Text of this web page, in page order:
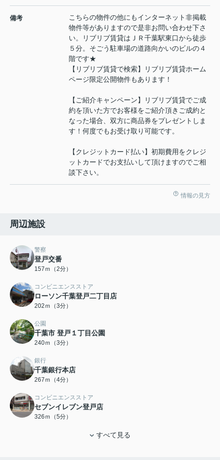
備考
こちらの物件の他にもインターネット非掲載
物件等がありますので是非お問い合わせ下さ
い。リブリブ賃貸はＪＲ千葉駅東口から徒歩
５分。そごう駐車場の道路向かいのビルの４
階です★
【リブリブ賃貸で検索】リブリブ賃貸ホーム
ページ限定公開物件もあります！
【ご紹介キャンペーン】リブリブ賃貸でご成
約を頂いた方でお客様をご紹介頂きご成約と
なった場合、双方に商品券をプレゼントしま
す！何度でもお受け取り可能です。
【クレジットカード払い】初期費用をクレジ
ットカードでお支払いして頂けますのでご相
談下さい。
情報の見方
周辺施設
警察
登戸交番
157ｍ（2分）
コンビニエンスストア
ローソン千葉登戸二丁目店
202ｍ（3分）
公園
千葉市 登戸１丁目公園
240ｍ（3分）
銀行
千葉銀行本店
267ｍ（4分）
コンビニエンスストア
セブンイレブン登戸店
326ｍ（5分）
すべて見る